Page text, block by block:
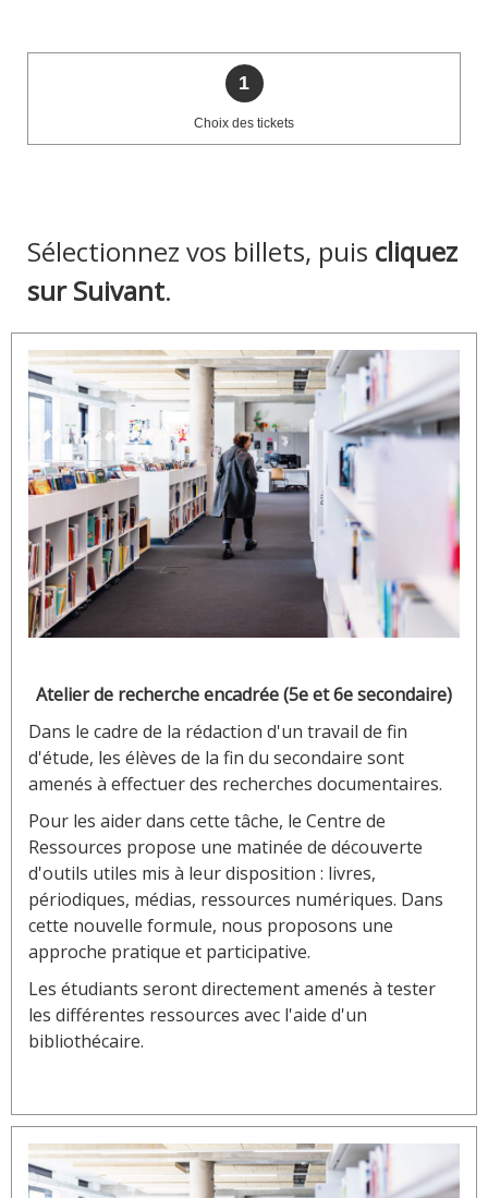
étapes
de
votre
1
Choix des ticketsChoix
des
Sélectionnez vos billets, puis cliquez
sur Suivant.
Atelier de recherche encadrée (5e et 6e secondaire)
Dans le cadre de la rédaction d'un travail de fin
d'étude, les élèves de la fin du secondaire sont
amenés à effectuer des recherches documentaires.
Pour les aider dans cette tâche, le Centre de
Ressources propose une matinée de découverte
d'outils utiles mis à leur disposition : livres,
périodiques, médias, ressources numériques. Dans
cette nouvelle formule, nous proposons une
approche pratique et participative.
Les étudiants seront directement amenés à tester
les différentes ressources avec l'aide d'un
bibliothécaire.